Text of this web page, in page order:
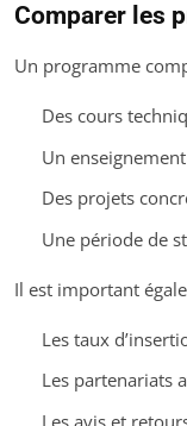
Comparer les
Un programme
Des cours
Un
Des projets
Une période de
Il est important
Les taux
Les partenariats
Les avis et